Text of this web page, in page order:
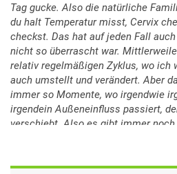
Tag gucke. Also die natürliche
du halt Temperatur misst, Cervix
checkst. Das hat auf jeden Fall
nicht so überrascht war.
relativ regelmäßigen Zyklus, wo ich
auch umstellt und verändert. Aber
immer so Momente, wo irgendwie
irgendein Außeneinfluss passiert,
verschiebt. Also es gibt immer
weiß nicht, inwiefern das so